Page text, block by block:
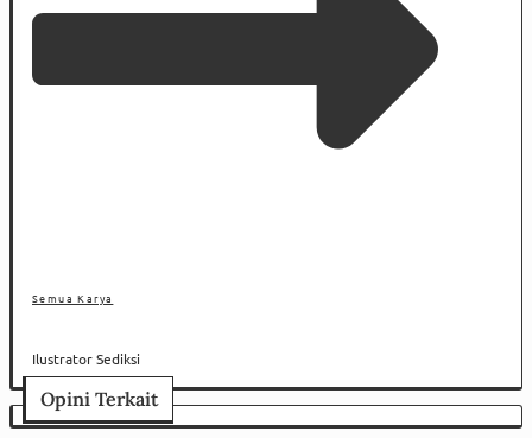
Semua Karya
Ilustrator Sediksi
Opini Terkait